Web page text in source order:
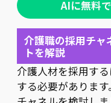
AIに無料
介護職の採用チャ
トを解説
介護人材を採用す
する必要がありま